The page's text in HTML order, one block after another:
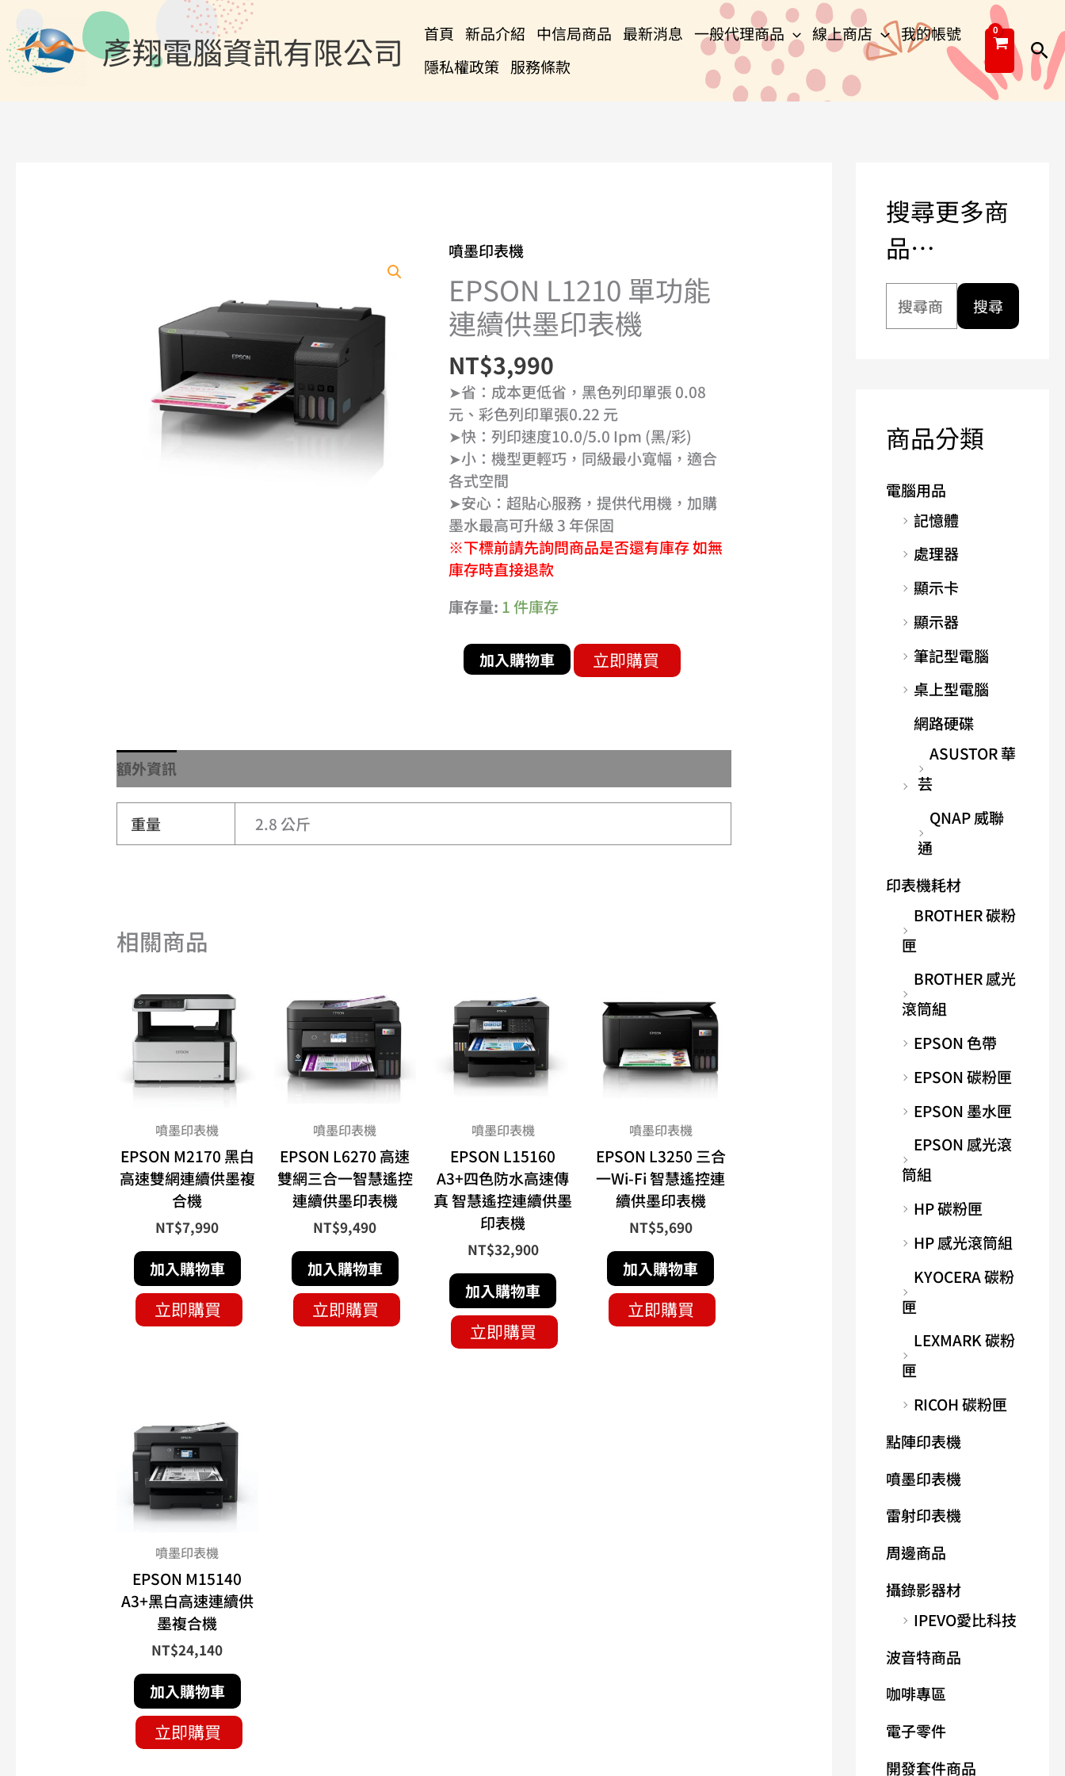
至
主
彥翔電腦資訊有限公司 首頁 新品介紹 中信局商品 最新消息 一般代理商品 線上商店
我的帳號
隱私權政策 服務條款
搜
尋
噴墨印表機
EPSON L1210 單功能
連續供墨印表機
NT$3,990
➤省：成本更低省，黑色列印單張 0.08
元、彩色列印單張0.22 元
➤快：列印速度10.0/5.0 Ipm (黑/彩)
➤小：機型更輕巧，同級最小寬幅，適合
各式空間
➤安心：超貼心服務，提供代用機，加購
墨水最高可升級 3 年保固
※下標前請先詢問商品是否還有庫存 如無
庫存時直接退款
庫存量: 1 件庫存
EPSON
L1210
單
功
能
連
續
供
墨
印
表
機
數
量
加入購物車 立即購買
額外資訊
重量 2.8 公斤
相關商品
噴墨印表機
EPSON M2170 黑白
高速雙網連續供墨複
合機
NT$7,990
加入購物車
立即購買
噴墨印表機
EPSON L6270 高速
雙網三合一智慧遙控
連續供墨印表機
NT$9,490
加入購物車
立即購買
噴墨印表機
EPSON L15160
A3+四色防水高速傳
真 智慧遙控連續供墨
印表機
NT$32,900
加入購物車
立即購買
噴墨印表機
EPSON L3250 三合
一Wi-Fi 智慧遙控連
續供墨印表機
NT$5,690
加入購物車
立即購買
噴墨印表機
EPSON M15140
A3+黑白高速連續供
墨複合機
NT$24,140
加入購物車
立即購買
搜尋更多商
品…
尋
搜尋
商品分類
電腦用品
記憶體
處理器
顯示卡
顯示器
筆記型電腦
桌上型電腦
網路硬碟
ASUSTOR 華
芸
QNAP 威聯
通
印表機耗材
BROTHER 碳粉
匣
BROTHER 感光
滾筒組
EPSON 色帶
EPSON 碳粉匣
EPSON 墨水匣
EPSON 感光滾
筒組
HP 碳粉匣
HP 感光滾筒組
KYOCERA 碳粉
匣
LEXMARK 碳粉
匣
RICOH 碳粉匣
點陣印表機
噴墨印表機
雷射印表機
周邊商品
攝錄影器材
IPEVO愛比科技
波音特商品
咖啡專區
電子零件
開發套件商品